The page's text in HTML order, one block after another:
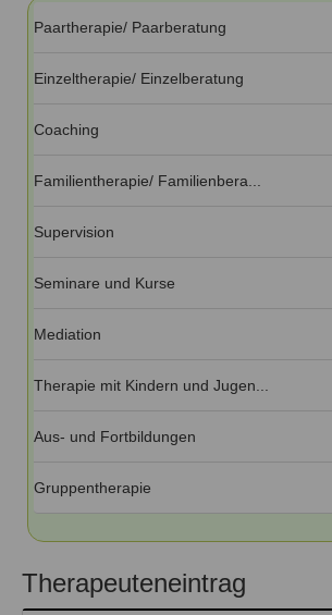
Qualitätssicherung
Familienthemen
Systemischer Ansatz
Seminare und Kurse
Information über Qualifikation
Benutzername
Passwort*
vergessen?
Sitemap
Formular zur Registrierung
Paartherapie/ Paarberatung
Einzeltherapie/ Einzelberatung
Coaching
Familientherapie/ Familienbera...
Supervision
Seminare und Kurse
Mediation
Therapie mit Kindern und Jugen...
Aus- und Fortbildungen
Gruppentherapie
Therapeuteneintrag